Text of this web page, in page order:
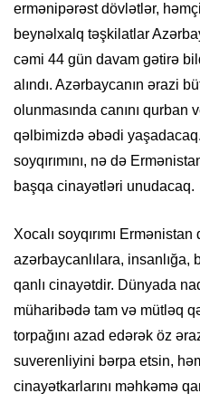
ermənipərəst dövlətlər,
beynəlxalq təşkilatlar
cəmi 44 gün davam gətirə
alındı. Azərbaycanın ərazi
olunmasında canını
qəlbimizdə əbədi
soyqırımını, nə də
başqa cinayətləri unudacaq.
Xocalı soyqırımı
azərbaycanlılara, insanlığa,
qanlı cinayətdir. Dünyada
müharibədə tam və mütləq
torpağını azad edərək öz
suverenliyini bərpa etsin,
cinayətkarlarını məhkəmə